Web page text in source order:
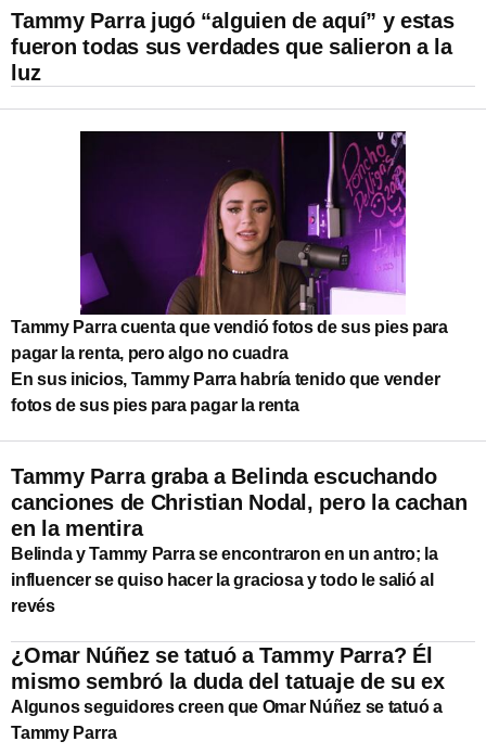
Tammy Parra jugó “alguien de aquí” y estas
fueron todas sus verdades que salieron a la
luz
Tammy Parra cuenta que vendió fotos de sus pies para
pagar la renta, pero algo no cuadra
En sus inicios, Tammy Parra habría tenido que vender
fotos de sus pies para pagar la renta
Tammy Parra graba a Belinda escuchando
canciones de Christian Nodal, pero la cachan
en la mentira
Belinda y Tammy Parra se encontraron en un antro; la
influencer se quiso hacer la graciosa y todo le salió al
revés
¿Omar Núñez se tatuó a Tammy Parra? Él
mismo sembró la duda del tatuaje de su ex
Algunos seguidores creen que Omar Núñez se tatuó a
Tammy Parra